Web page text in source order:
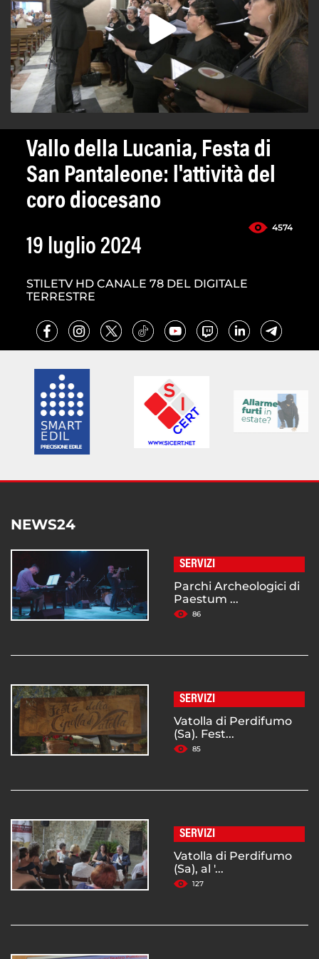
Vallo della Lucania, Festa di
San Pantaleone: l'attività del
coro diocesano
4574
19 luglio 2024
STILETV HD CANALE 78 DEL DIGITALE
TERRESTRE
NEWS24
SERVIZI
Parchi Archeologici di
Paestum ...
86
SERVIZI
Vatolla di Perdifumo
(Sa). Fest...
85
SERVIZI
Vatolla di Perdifumo
(Sa), al '...
127